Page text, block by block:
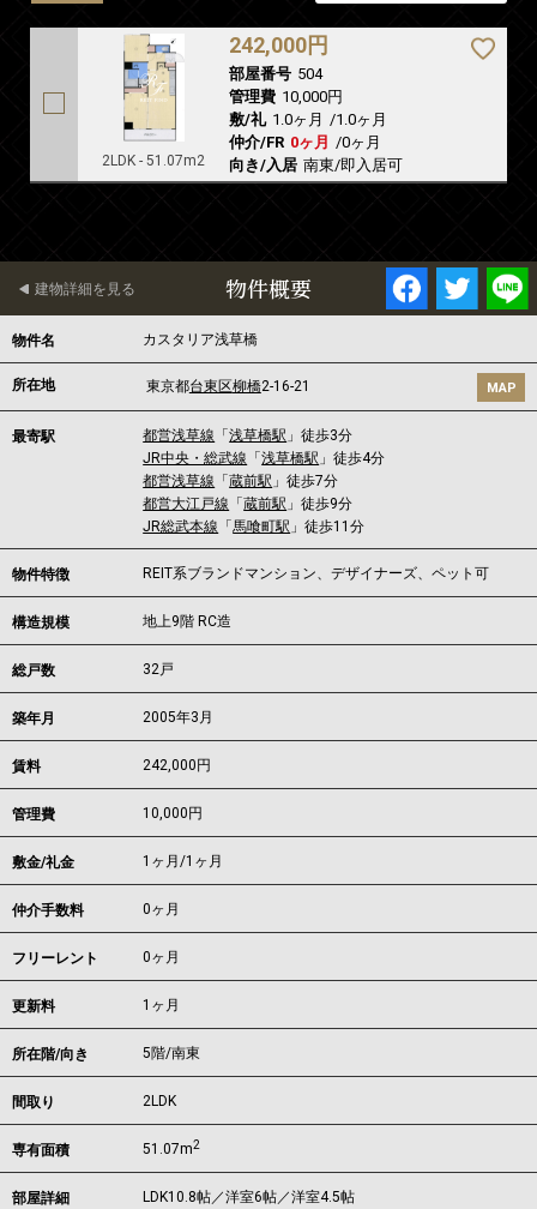
2LDK - 51.07m2
242,000円
部屋番号 504
管理費 10,000円
敷/礼 1.0ヶ月 /1.0ヶ月
仲介/FR 0ヶ月 /0ヶ月
向き/入居 南東/即入居可
物件概要
建物詳細を見る
物件名 カスタリア浅草橋
所在地 東京都台東区柳橋2-16-21 MAP
最寄駅 都営浅草線 「浅草橋駅 」徒歩3分
JR中央・総武線 「浅草橋駅 」徒歩4分
都営浅草線 「蔵前駅 」徒歩7分
都営大江戸線 「蔵前駅 」徒歩9分
JR総武本線 「馬喰町駅 」徒歩11分
物件特徴 REIT系ブランドマンション、デザイナーズ、ペット可
構造規模 地上9階 RC造
総戸数 32戸
築年月 2005年3月
賃料 242,000 円
管理費 10,000円
敷金/礼金 1ヶ月/1ヶ月
仲介手数料 0ヶ月
フリーレント 0ヶ月
更新料 1ヶ月
所在階/向き 5階/南東
間取り 2LDK
専有面積 51.07m2
部屋詳細 LDK10.8帖／洋室6帖／洋室4.5帖